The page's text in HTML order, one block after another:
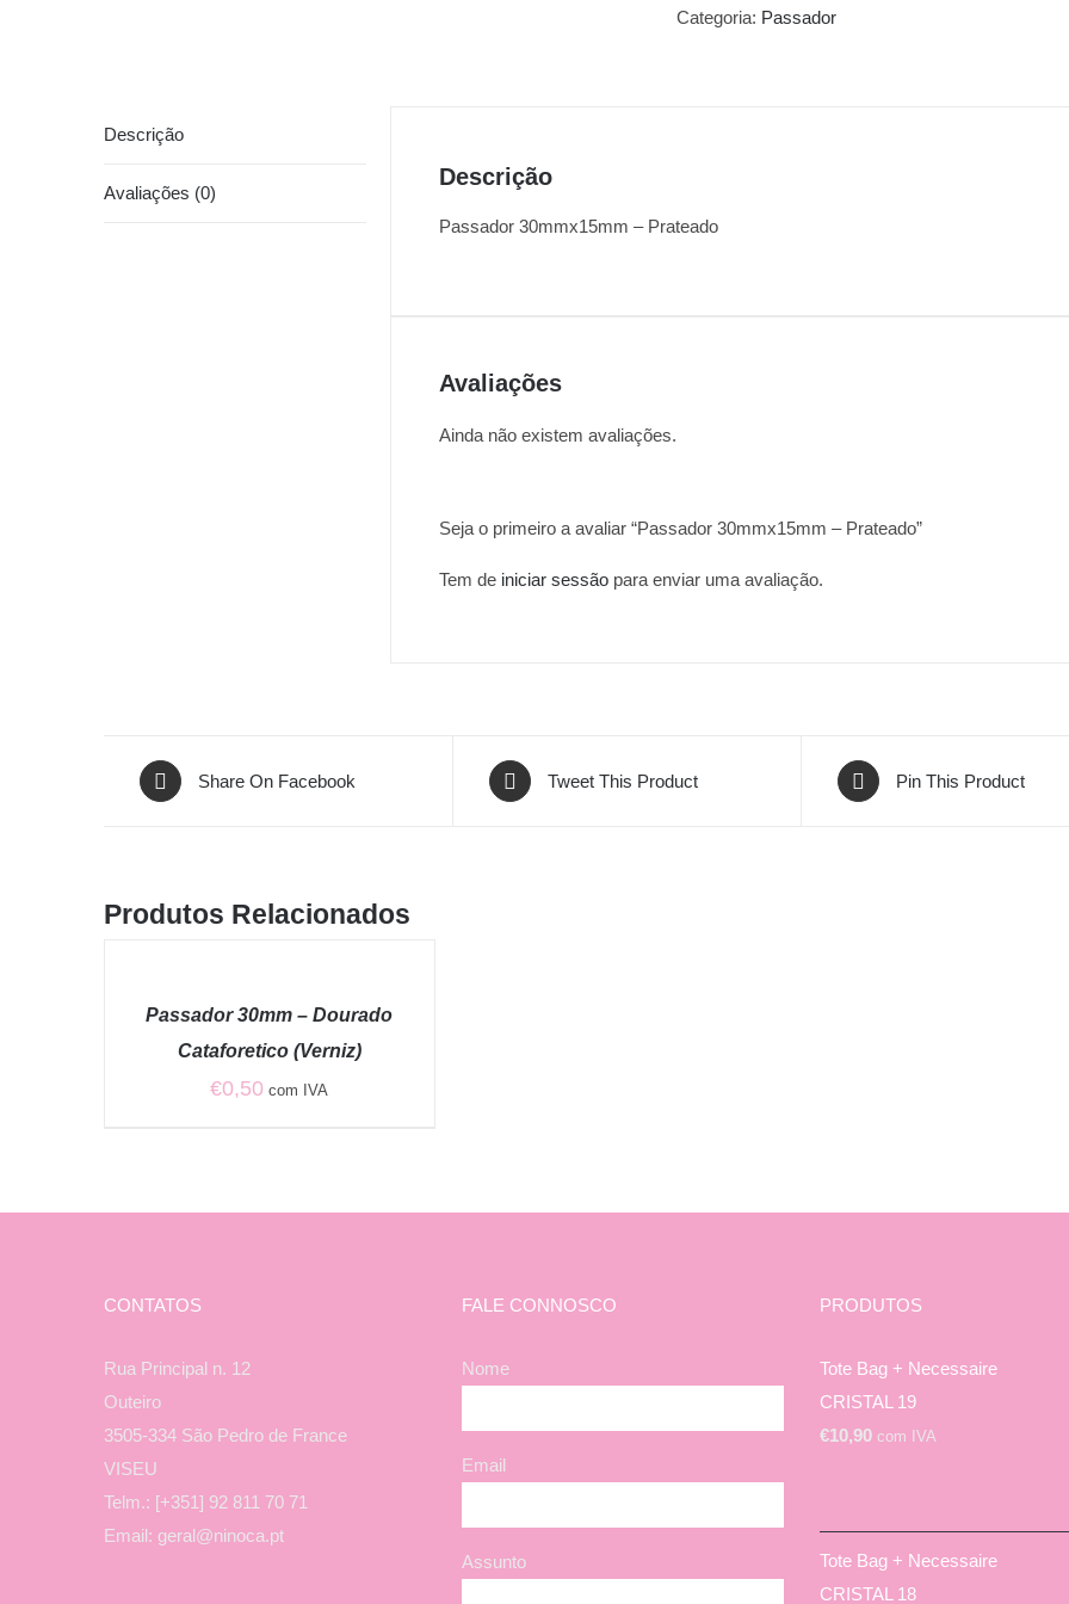
Categoria: Passador
Descrição
Avaliações (0)
Descrição
Passador 30mmx15mm – Prateado
Avaliações
Ainda não existem avaliações.
Seja o primeiro a avaliar “Passador 30mmx15mm – Prateado”
Tem de iniciar sessão para enviar uma avaliação.
Share On Facebook Tweet This Product Pin This Product
Produtos Relacionados
QUICKPassador 30mm – Dourado
Cataforetico (Verniz)
€0,50 com IVA
CONTATOS
Rua Principal n. 12
Outeiro
3505-334 São Pedro de France
VISEU
Telm.: [+351] 92 811 70 71
Email: geral@ninoca.pt
FALE CONNOSCO
Nome
Email
Assunto
PRODUTOS
Tote Bag + Necessaire
CRISTAL 19
€10,90 com IVA
Tote Bag + Necessaire
CRISTAL 18